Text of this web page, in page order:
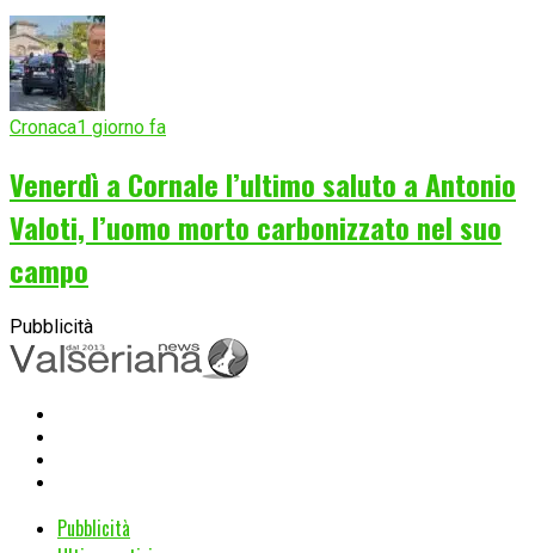
Cronaca1 giorno fa
Venerdì a Cornale l’ultimo saluto a Antonio
Valoti, l’uomo morto carbonizzato nel suo
campo
Pubblicità
Pubblicità